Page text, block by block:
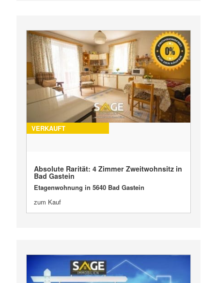
VERKAUFT
Absolute Rarität: 4 Zimmer Zweitwohnsitz in
Bad Gastein
Etagenwohnung in 5640 Bad Gastein
zum Kauf